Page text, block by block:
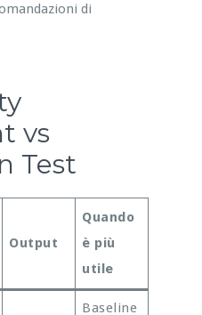
di
vs
Test
Output
Quando
è più
utile
Baseline